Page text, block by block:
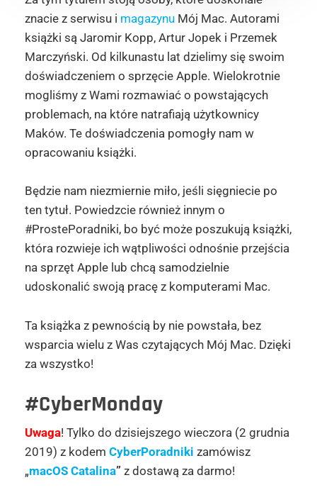
znacie z serwisu i magazynuMój Mac. Autorami
książki są Jaromir Kopp, Artur Jopek i Przemek
Marczyński. Od kilkunastu lat dzielimy się swoim
doświadczeniem o sprzęcie Apple. Wielokrotnie
mogliśmy z Wami rozmawiać o powstających
problemach, na które natrafiają użytkownicy
Maków. Te doświadczenia pomogły nam w
opracowaniu książki.
Będzie nam niezmiernie miło, jeśli sięgniecie po
ten tytuł. Powiedzcie również innym o
#ProstePoradniki, bo być może poszukują książki,
która rozwieje ich wątpliwości odnośnie przejścia
na sprzęt Apple lub chcą samodzielnie
udoskonalić swoją pracę z komputerami Mac.
Ta książka z pewnością by nie powstała, bez
wsparcia wielu z Was czytających Mój Mac. Dzięki
za wszystko!
#CyberMonday
Uwaga! Tylko do dzisiejszego wieczora (2 grudnia
2019) z kodem CyberPoradniki zamówisz
„macOS Catalina” z dostawą za darmo!